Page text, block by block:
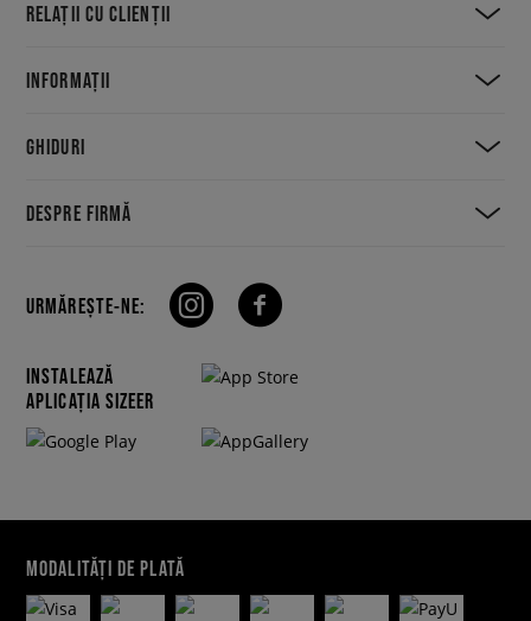
RELAȚII CU CLIENȚII
INFORMAȚII
GHIDURI
DESPRE FIRMĂ
URMĂREȘTE-NE:
INSTALEAZĂ
APLICAȚIA SIZEER
MODALITĂȚI DE PLATĂ